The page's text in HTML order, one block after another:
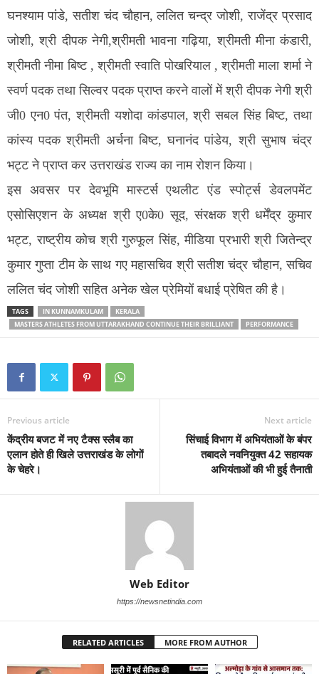
घनश्याम पांडे, सतीश चंद चौहान, ललित चन्द्र जोशी, राजेंद्र प्रसाद
जोशी, श्री दीपक नेगी,श्रीमती भावना गढ़िया, श्रीमती मीना कंडारी,
श्रीमती नीमा बिष्ट , श्रीमती स्वाति पोखरियाल , श्रीमती माला शर्मा ने
स्वर्ण पदक तथा सिल्वर पदक प्राप्त करने वालों में श्री दीपक नेगी श्री
जी0 एन0 पंत, श्रीमती यशोदा कांडपाल, श्री सबल सिंह बिष्ट, तथा
कांस्य पदक श्रीमती अर्चना बिष्ट, घनानंद पांडेय, श्री सुभाष चंद्र
भट्ट ने प्राप्त कर उत्तराखंड राज्य का नाम रोशन किया।
इस अवसर पर देवभूमि मास्टर्स एथलीट एंड स्पोर्ट्स डेवलपमेंट
एसोसिएशन के अध्यक्ष श्री ए0के0 सूद, संरक्षक श्री धर्मेंद्र कुमार
भट्ट, राष्ट्रीय कोच श्री गुरुफूल सिंह, मीडिया प्रभारी श्री जितेन्द्र
कुमार गुप्ता टीम के साथ गए महासचिव श्री सतीश चंद्र चौहान, सचिव
ललित चंद जोशी सहित अनेक खेल प्रेमियों बधाई प्रेषित की है।
TAGS IN KUNNAMKULAM
KERALA
MASTERS ATHLETES FROM UTTARAKHAND CONTINUE THEIR BRILLIANT
PERFORMANCE
Previous article
केंद्रीय बजट में नए टैक्स स्लैब का
एलान होते ही खिले उत्तराखंड के लोगों
के चेहरे।
Next article
सिंचाई विभाग में अभियंताओं के बंपर
तबादले नवनियुक्त 42 सहायक
अभियंताओं की भी हुई तैनाती
Web Editor
https://newsnetindia.com
RELATED ARTICLES MORE FROM AUTHOR